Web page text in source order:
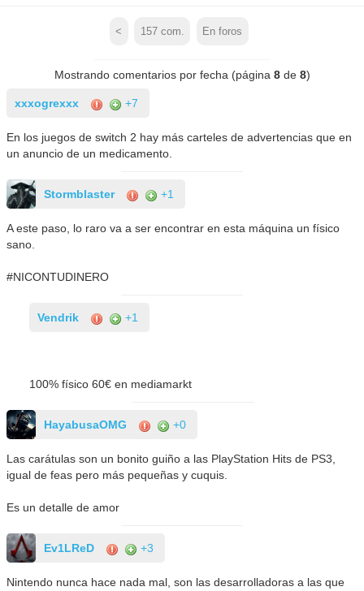
< 157com. En foros
Mostrando comentarios por fecha (página 8de 8)
xxxogrexxx +7
En los juegos de switch 2 hay más carteles de advertencias que en
un anuncio de un medicamento.
Stormblaster +1
A este paso, lo raro va a ser encontrar en esta máquina un físico
sano.
#NICONTUDINERO
Vendrik +1
100% físico 60€ en mediamarkt
HayabusaOMG +0
Las carátulas son un bonito guiño a las PlayStation Hits de PS3,
igual de feas pero más pequeñas y cuquis.
Es un detalle de amor
Ev1LReD +3
Nintendo nunca hace nada mal, son las desarrolladoras a las que